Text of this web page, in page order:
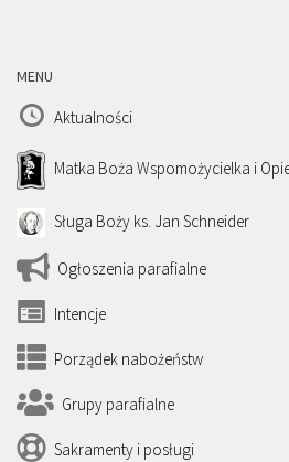
MENU
Aktualności
Matka Boża Wspomożycielka i
Sługa Boży ks. Jan Schneider
Ogłoszenia parafialne
Intencje
Porządek nabożeństw
Grupy parafialne
Sakramenty i posługi